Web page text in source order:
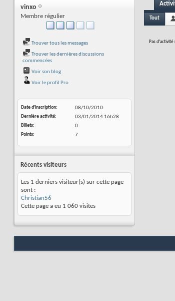
vinxo
Membre régulier
Trouver tous les messages
Trouver les dernières discussions
commencées
Voir son blog
Voir le profil Pro
Date d'inscription
08/10/2010
Dernière activité
03/01/2014 16h28
Billets
0
Points
7
Récents visiteurs
Les 1 derniers visiteur(s) sur cette page
sont :
Christian56
Cette page a eu 1 060 visites
Tout
Pas